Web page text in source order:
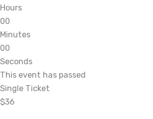
Hours
00
Minutes
00
Seconds
This event has passed
Single Ticket
$36